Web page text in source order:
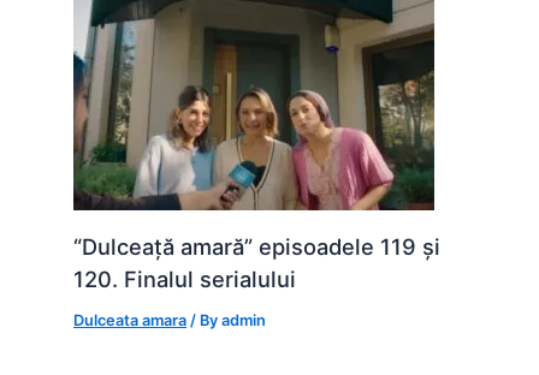
“Dulceață amară” episoadele 119 și
120. Finalul serialului
Dulceata amara / Byadmin